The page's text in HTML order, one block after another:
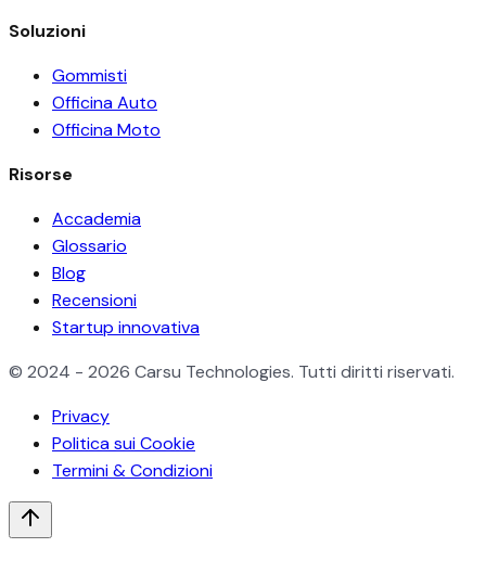
Soluzioni
Gommisti
Officina Auto
Officina Moto
Risorse
Accademia
Glossario
Blog
Recensioni
Startup innovativa
© 2024 - 2026 Carsu Technologies. Tutti diritti riservati.
Privacy
Politica sui Cookie
Termini & Condizioni